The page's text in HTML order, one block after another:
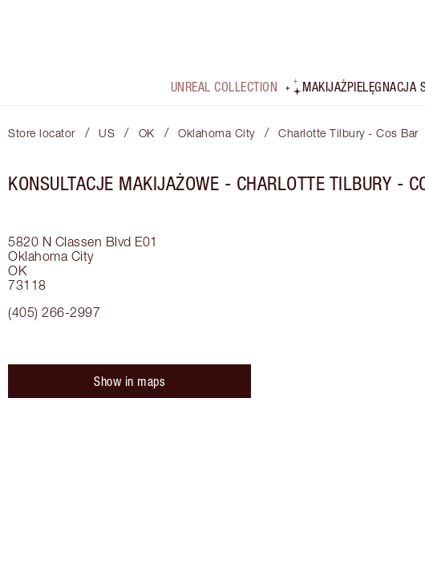
UNREAL COLLECTION MAKIJAŻPIELĘGNACJA
Store locator / US / OK / Oklahoma City / Charlotte Tilbury - Cos Bar
KONSULTACJE MAKIJAŻOWE - CHARLOTTE TILBURY -
5820 N Classen Blvd E01
Oklahoma City
OK
73118
(405) 266-2997
Show in maps